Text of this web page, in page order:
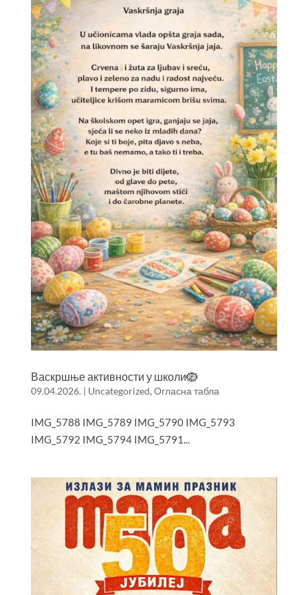
Васкршње активности у школи🪺
09.04.2026. | Uncategorized, Огласна табла
IMG_5788 IMG_5789 IMG_5790 IMG_5793
IMG_5792 IMG_5794 IMG_5791...